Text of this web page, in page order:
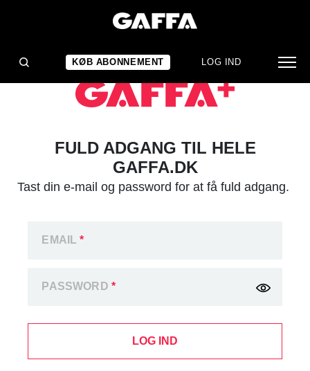
KØB ABONNEMENT LOG IND
FULD ADGANG TIL HELE
GAFFA.DK
Tast din e-mail og password for at få fuld adgang.
EMAIL*
PASSWORD *
LOG IND